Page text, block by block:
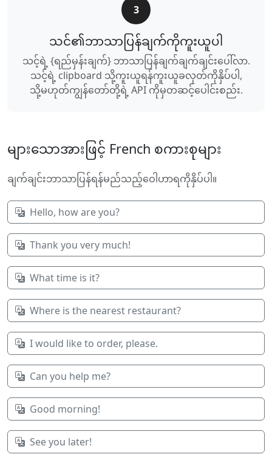
3
သင်၏ဘာသာပြန်ချက်ကိုကူးယူပါ
သင့်ရဲ့ {ရည်မှန်းချက်} ဘာသာပြန်ချက်ချက်ချင်းပေါ်လာ.
သင့်ရဲ့ clipboard သို့ကူးယူရန်ကူးယူခလုတ်ကိုနှိပ်ပါ,
သို့မဟုတ်ကျွန်တော်တို့ရဲ့ API ကိုမှတဆင့်ပေါင်းစည်း.
များသောအားဖြင့် French စကားစုများ
ချက်ချင်းဘာသာပြန်ရန်မည်သည့်ဝေါဟာရကိုနှိပ်ပါ။
Hello, how are you?
Thank you very much!
What time is it?
Where is the nearest restaurant?
I would like to order, please.
Can you help me?
Good morning!
See you later!